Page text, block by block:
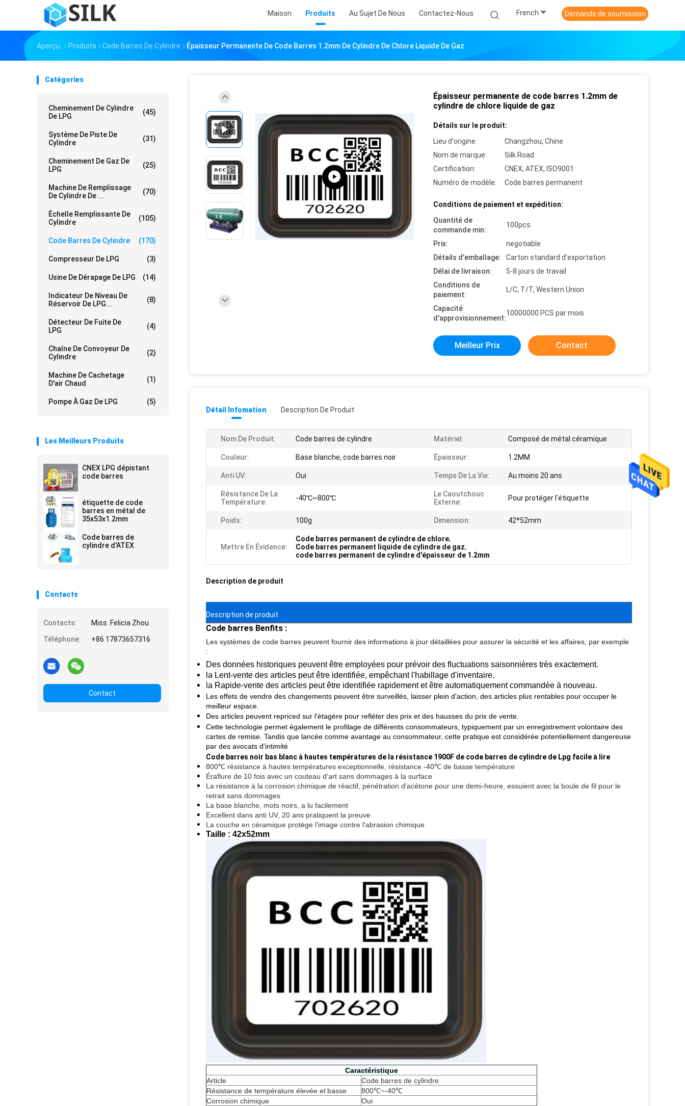
Maison Produits Au Sujet De Nous Contactez-Nous French Demande de soumission
Aperçu Produits Code Barres De Cylindre Épaisseur Permanente De Code Barres 1.2mm De Cylindre De Chlore Liquide De Gaz
Catégories
Cheminement De Cylindre
De LPG
(45)
Système De Piste De
Cylindre
(31)
Cheminement De Gaz De
LPG
(25)
Machine De Remplissage
De Cylindre De ...
(70)
Échelle Remplissante De
Cylindre
(105)
Code Barres De Cylindre (170)
Compresseur De LPG (3)
Usine De Dérapage De LPG (14)
Indicateur De Niveau De
Réservoir De LPG...
(8)
Détecteur De Fuite De
LPG
(4)
Chaîne De Convoyeur De
Cylindre
(2)
Machine De Cachetage
D'air Chaud
(1)
Pompe À Gaz De LPG (5)
Les Meilleurs Produits
CNEX LPG dépistant
code barres
étiquette de code
barres en métal de
35x53x1.2mm
Code barres de
cylindre d'ATEX
Contacts
Contacts:
Miss. Felicia Zhou
Téléphone:
+86 17873657316
Contact
Épaisseur permanente de code barres 1.2mm de
cylindre de chlore liquide de gaz
Détails sur le produit:
Lieu d'origine:
Changzhou, Chine
Nom de marque:
Silk Road
Certification:
CNEX, ATEX, ISO9001
Numéro de modèle:
Code barres permanent
Conditions de paiement et expédition:
Quantité de
commande min:
100pcs
Prix:
negotiable
Détails d'emballage:
Carton standard d'exportation
Délai de livraison:
5-8 jours de travail
Conditions de
paiement:
L/C, T/T, Western Union
Capacité
d'approvisionnement:
10000000 PCS par mois
Meilleur Prix Contact
Détail Infomation Description De Produit
Nom De Produit: Code barres de cylindre Matériel: Composé de métal céramique
Couleur: Base blanche, code barres noir Épaisseur: 1.2MM
Anti UV: Oui Temps De La Vie: Au moins 20 ans
Résistance De La
Température:
-40℃~800℃
Le Caoutchouc
Externe:
Pour protéger l'étiquette
Poids: 100g Dimension: 42*52mm
Mettre En Évidence:
Code barres permanent de cylindre de chlore,
Code barres permanent liquide de cylindre de gaz,
code barres permanent de cylindre d'épaisseur de 1.2mm
Description de produit
Description de produit
Code barres Benfits :
Les systèmes de code barres peuvent fournir des informations à jour détaillées pour assurer la sécurité et les affaires, par exemple
:
Des données historiques peuvent être employées pour prévoir des fluctuations saisonnières très exactement.
la Lent-vente des articles peut être identifiée, empêchant l'habillage d'inventaire.
la Rapide-vente des articles peut être identifiée rapidement et être automatiquement commandée à nouveau.
Les effets de vendre des changements peuvent être surveillés, laisser plein d'action, des articles plus rentables pour occuper le
meilleur espace.
Des articles peuvent repriced sur l'étagère pour refléter des prix et des hausses du prix de vente.
Cette technologie permet également le profilage de différents consommateurs, typiquement par un enregistrement volontaire des
cartes de remise. Tandis que lancée comme avantage au consommateur, cette pratique est considérée potentiellement dangereuse
par des avocats d'intimité
Code barres noir bas blanc à hautes températures de la résistance 1900F de code barres de cylindre de Lpg facile à lire
800℃ résistance à hautes températures exceptionnelle, résistance -40℃ de basse température
Éraflure de 10 fois avec un couteau d'art sans dommages à la surface
La résistance à la corrosion chimique de réactif, pénétration d'acétone pour une demi-heure, essuient avec la boule de fil pour le
retrait sans dommages
La base blanche, mots noirs, a lu facilement
Excellent dans anti UV, 20 ans pratiquent la preuve
La couche en céramique protège l'image contre l'abrasion chimique
Taille : 42x52mm
Caractéristique
Article
Code barres de cylindre
Résistance de température élevée et basse
800℃~-40℃
Corrosion chimique
Oui